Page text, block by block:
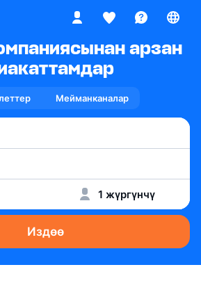
арзан
Мейманканалар
1 жүргүнчү
Издөө